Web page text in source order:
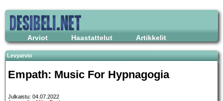
Arviot Haastattelut Artikkelit
Levyarvio
Empath: Music For Hypnagogia
Julkaistu: 04.07.2022